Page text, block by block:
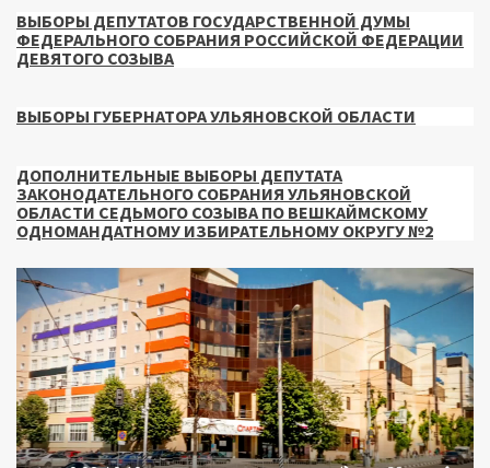
ВЫБОРЫ ДЕПУТАТОВ ГОСУДАРСТВЕННОЙ ДУМЫ
ФЕДЕРАЛЬНОГО СОБРАНИЯ РОССИЙСКОЙ ФЕДЕРАЦИИ
ДЕВЯТОГО СОЗЫВА
ВЫБОРЫ ГУБЕРНАТОРА УЛЬЯНОВСКОЙ ОБЛАСТИ
ДОПОЛНИТЕЛЬНЫЕ ВЫБОРЫ ДЕПУТАТА
ЗАКОНОДАТЕЛЬНОГО СОБРАНИЯ УЛЬЯНОВСКОЙ
ОБЛАСТИ СЕДЬМОГО СОЗЫВА ПО ВЕШКАЙМСКОМУ
ОДНОМАНДАТНОМУ ИЗБИРАТЕЛЬНОМУ ОКРУГУ №2